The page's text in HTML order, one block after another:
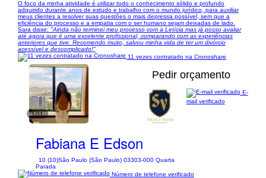
O foco da minha atividade é utilizar todo o conhecimento sólido e profundo
adquirido durante anos de estudo e trabalho com o mundo jurídico, para auxiliar
meus clientes a resolver suas questões o mais depressa possível, sem que a
eficiência do processo e a empatia com o ser humano sejam deixadas de lado.
Sara disse: "Ainda não terminei meu processo com a Letícia mas já posso avaliar
até agora que é uma excelente profissional, comparando com as experiências
anteriores que tive. Recomendo muito, salvou minha vida de ter um divórcio
acessível e descomplicado!"
11 vezes contratado na Cronoshare
1/11
Pedir orçamento
Fabiana E Edson
10 (10)São Paulo (São Paulo) 03303-000 Quarta
Parada
E-
mail verificado
Número de telefone verificado